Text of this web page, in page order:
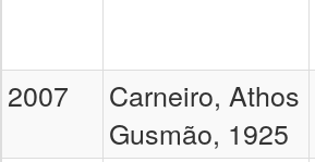
2007
Carneiro, Athos
Gusmão, 1925